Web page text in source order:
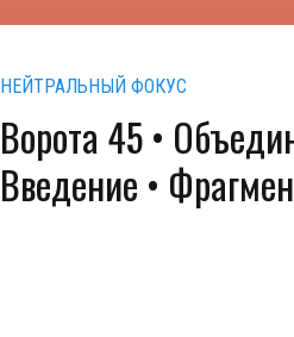
НЕЙТРАЛЬНЫЙ ФОКУС
Ворота 45 •
Введение •